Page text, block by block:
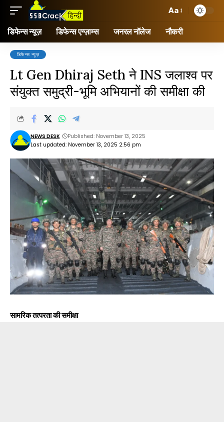
Aa
डिफेन्स न्यूज़ डिफेन्स एग्ज़ाम्स जनरल नॉलेज नौकरी
डिफेन्स न्यूज़
Lt Gen Dhiraj Seth ने INS जलाश्व पर
संयुक्त समुद्री-भूमि अभियानों की समीक्षा की
Last updated: November 13, 2025 2:56 pm
NEWS DESK Published: November 13, 2025
सामरिक तत्परता की समीक्षा